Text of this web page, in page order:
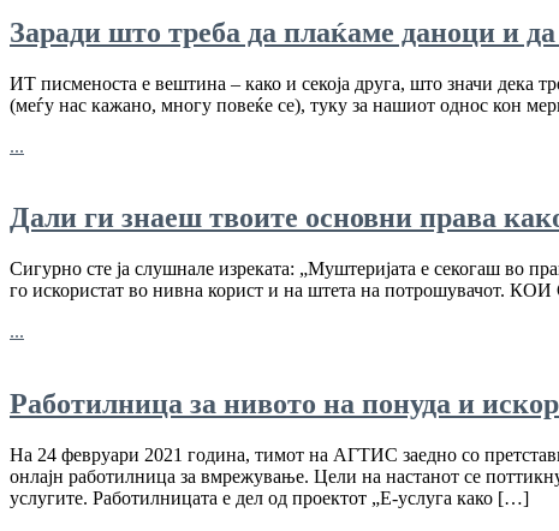
Заради што треба да плаќаме даноци и
ИТ писменоста е вештина – како и секоја друга, што значи дека
(меѓу нас кажано, многу повеќе се), туку за нашиот однос кон
...
Дали ги знаеш твоите основни права
Сигурно сте ја слушнале изреката: „Муштеријата е секогаш во
го искористат во нивна корист и на штета на
...
Работилница за нивото на понуда и
На 24 февруари 2021 година, тимот на АГТИС заедно со
онлајн работилница за вмрежување. Цели на настанот се
услугите. Работилницата е дел од проектот „Е-услуга како […]